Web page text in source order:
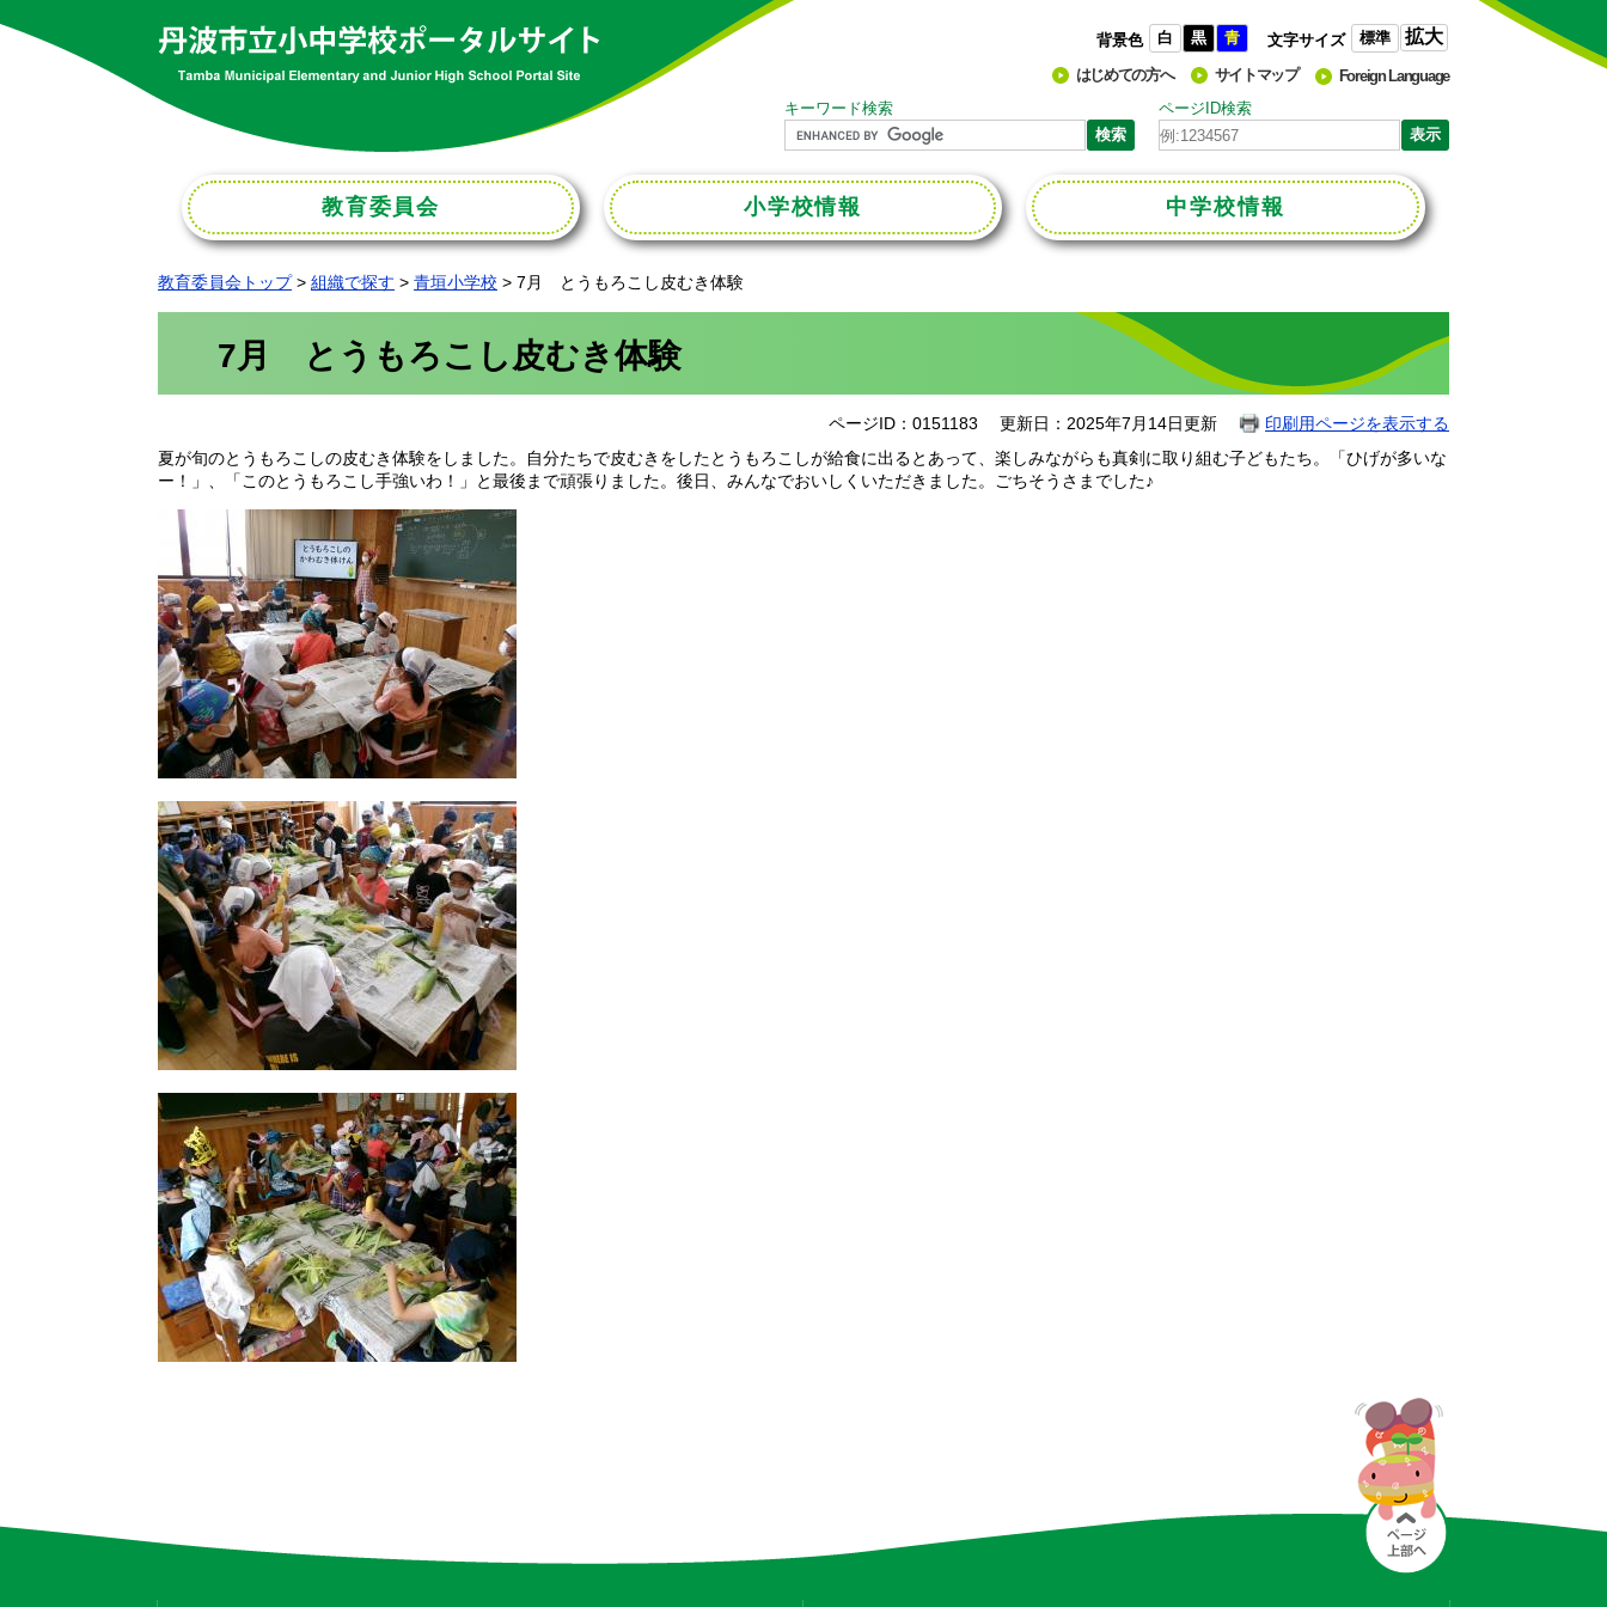
背景色 白 黒 青 文字サイズ 標準 拡大
はじめての方へ サイトマップ
Foreign Language
キーワード検索
ページID検索
教育委員会 小学校情報 中学校情報
教育委員会トップ > 組織で探す > 青垣小学校 > 7月 とうもろこし皮むき体験
7月 とうもろこし皮むき体験
ページID：0151183 更新日：2025年7月14日更新
印刷用ページを表示する
夏が旬のとうもろこしの皮むき体験をしました。自分たちで皮むきをしたとうもろこしが給食に出るとあって、楽しみながらも真剣に取り組む子どもたち。「ひげが多いな
ー！」、「このとうもろこし手強いわ！」と最後まで頑張りました。後日、みんなでおいしくいただきました。ごちそうさまでした♪